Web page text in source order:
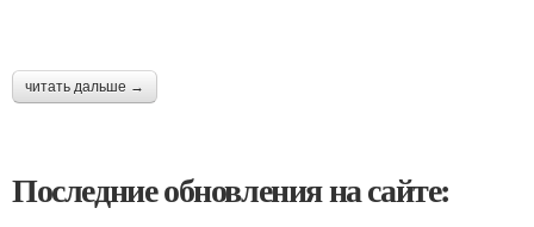
читать дальше →
Последние обновления на сайте: